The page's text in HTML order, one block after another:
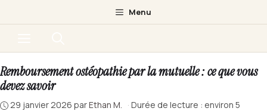
au
Menu
Remboursement ostéopathie par la mutuelle : ce que vous
devez savoir
29 janvier 2026 parEthan M. · Durée de lecture : environ 5